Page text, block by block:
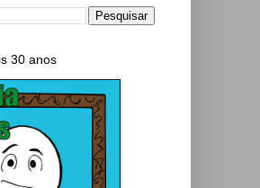
30 anos